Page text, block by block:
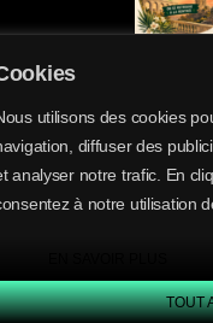
utilisons des cookies
diffuser des
analyser notre trafic. En
à notre utilisation
TOUT
Bay